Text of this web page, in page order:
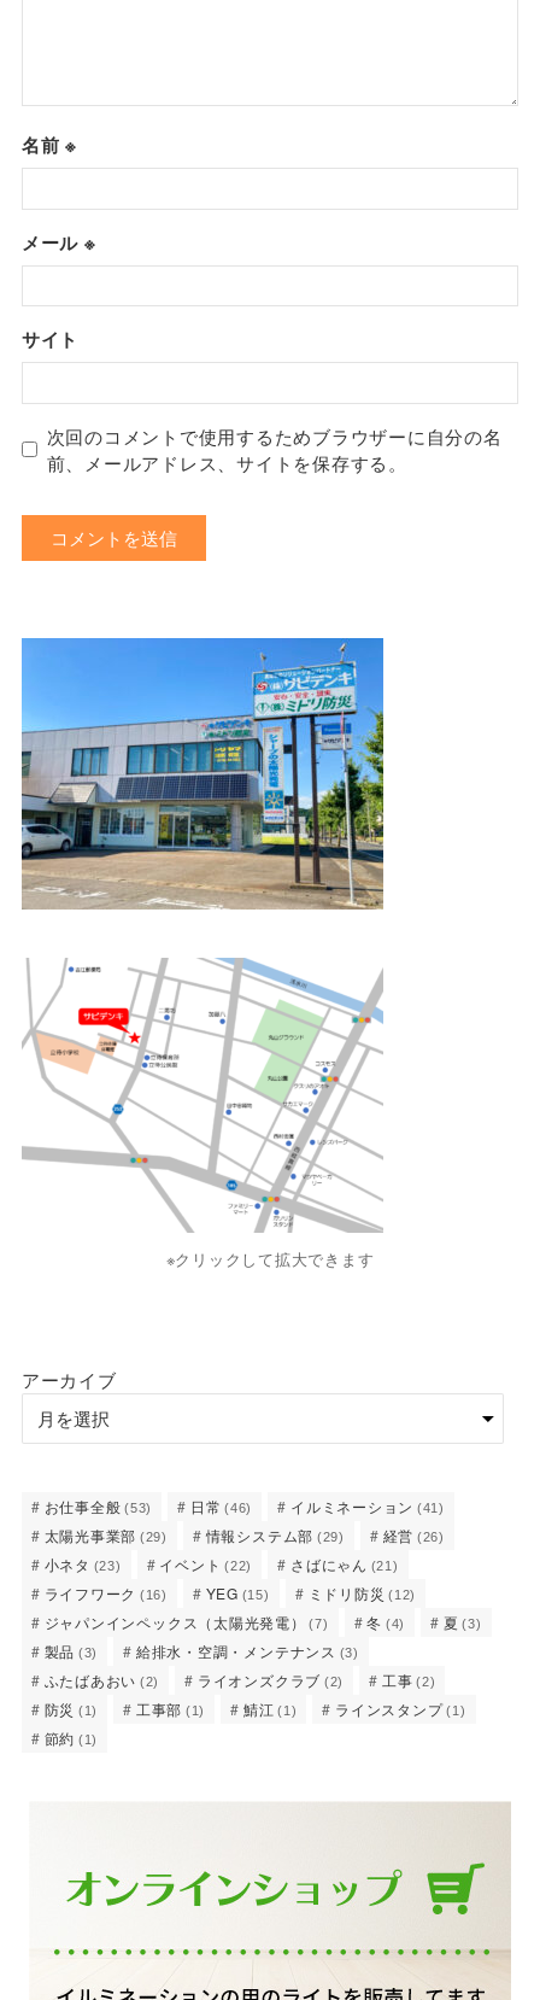
名前※
メール ※
サイト
次回のコメントで使用するためブラウザーに自分の名
前、メールアドレス、サイトを保存する。
※クリックして拡大できます
アーカイブ
お仕事全般 (53) 日常 (46) イルミネーション (41)
太陽光事業部 (29) 情報システム部 (29) 経営 (26)
小ネタ (23) イベント (22) さばにゃん (21)
ライフワーク (16) YEG (15) ミドリ防災 (12)
ジャパンインペックス（太陽光発電） (7) 冬 (4) 夏 (3)
製品 (3) 給排水・空調・メンテナンス (3)
ふたばあおい (2) ライオンズクラブ (2) 工事 (2)
防災 (1) 工事部 (1) 鯖江 (1) ラインスタンプ (1)
節約 (1)